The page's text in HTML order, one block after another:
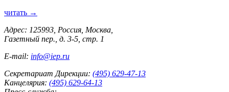
читать →
Адрес: 125993, Россия, Москва,
Газетный пер., д. 3-5, стр. 1
E-mail: info@iep.ru
Секретариат Дирекции: (495) 629-47-13
Канцелярия: (495) 629-64-13